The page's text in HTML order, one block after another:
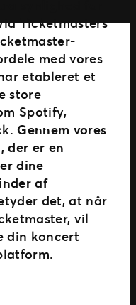
Ticketmasters
med vores
etableret et
store
Spotify,
Gennem vores
der er en
dine
af
det, at når
vil
din koncert